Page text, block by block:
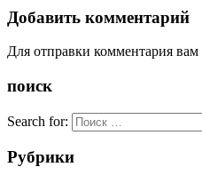
Добавить комментарий
Для отправки комментария
поиск
Search for:
Рубрики